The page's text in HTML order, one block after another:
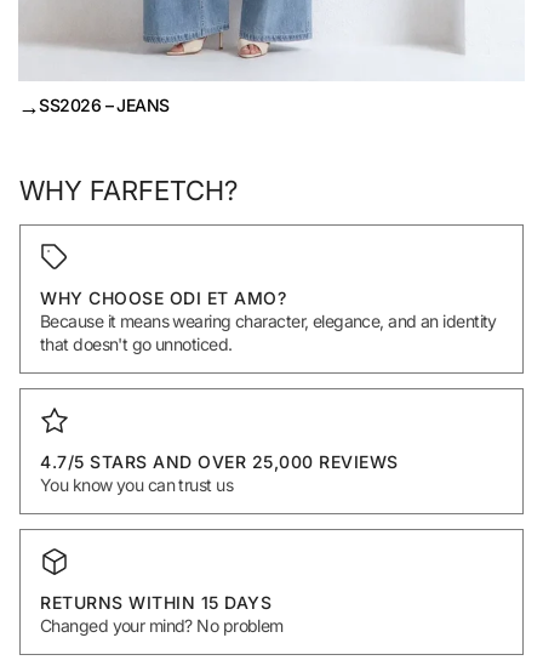
→SS2026 – JEANS
WHY FARFETCH?
WHY CHOOSE ODI ET AMO?
Because it means wearing character, elegance, and an identity
that doesn't go unnoticed.
4.7/5 STARS AND OVER 25,000 REVIEWS
You know you can trust us
RETURNS WITHIN 15 DAYS
Changed your mind? No problem